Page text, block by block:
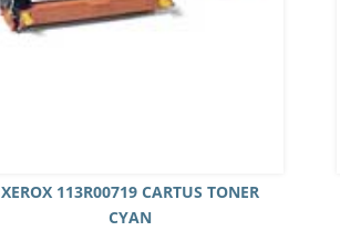
XEROX 113R00719 CARTUS TONER
CYAN